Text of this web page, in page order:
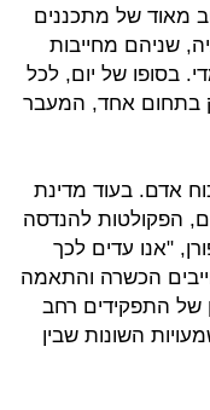
מאוד של מתכננים
שניהם מחייבות
בסופו של יום, לכל
בתחום אחד, המעבר
אדם. בעוד מדינת
הפקולטות להנדסה
"אנו עדים לכך
הכשרה והתאמה
של התפקידים רחב
השונות שבין